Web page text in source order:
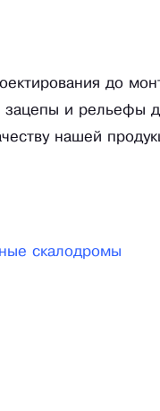
до
зацепы и рельефы
нашей
скалодромы